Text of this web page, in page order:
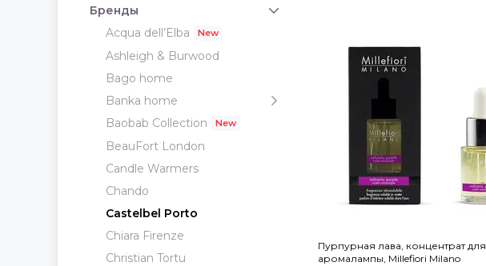
Бренды
Acqua dell’Elba
Ashleigh & Burwood
Bago home
Banka home
Baobab Collection
BeauFort London
Candle Warmers
Chando
Castelbel Porto
Chiara Firenze
Christian Tortu
Пурпурная лава, концентрат для
аромалампы, Millefiori Milano